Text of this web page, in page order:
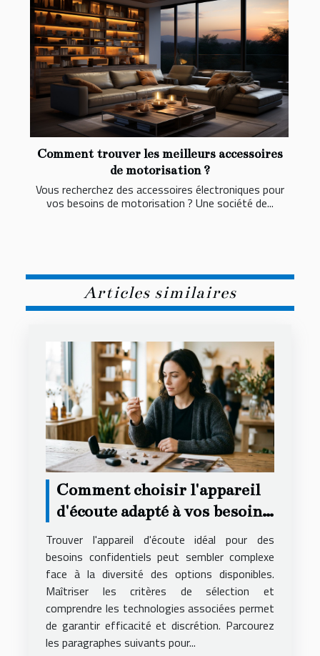
Comment trouver les meilleurs accessoires
de motorisation ?
Vous recherchez des accessoires électroniques pour
vos besoins de motorisation ? Une société de...
Articles similaires
Comment choisir l'appareil
d'écoute adapté à vos besoins
secrets ?
Trouver l'appareil d'écoute idéal pour des
besoins confidentiels peut sembler complexe
face à la diversité des options disponibles.
Maîtriser les critères de sélection et
comprendre les technologies associées permet
de garantir efficacité et discrétion. Parcourez
les paragraphes suivants pour...